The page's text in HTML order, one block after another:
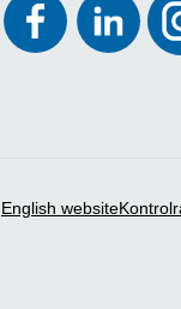
English website